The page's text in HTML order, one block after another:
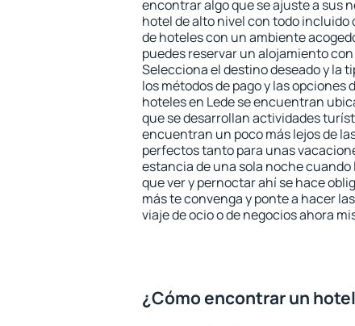
encontrar algo que se ajuste a sus
hotel de alto nivel con todo incluido
de hoteles con un ambiente
puedes reservar un alojamiento
Selecciona el destino deseado y la
los métodos de pago y las opciones
hoteles en Lede se encuentran
que se desarrollan actividades
encuentran un poco más lejos de
perfectos tanto para unas
estancia de una sola noche
que ver y pernoctar ahí se hace
más te convenga y ponte a hacer
viaje de ocio o de negocios ahora
¿Cómo encontrar un